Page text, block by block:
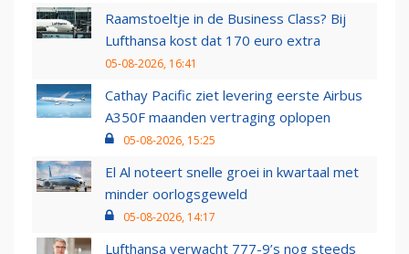
Raamstoeltje in de Business Class? Bij
Lufthansa kost dat 170 euro extra
05-08-2026, 16:41
Cathay Pacific ziet levering eerste Airbus
A350F maanden vertraging oplopen
05-08-2026, 15:25
El Al noteert snelle groei in kwartaal met
minder oorlogsgeweld
05-08-2026, 14:17
Lufthansa verwacht 777-9’s nog steeds